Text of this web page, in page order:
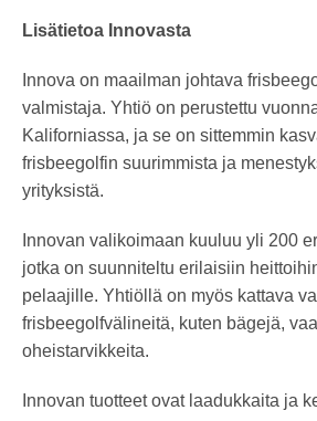
Lisätietoa Innovasta
Innova on maailman johtava
valmistaja. Yhtiö on perustettu
Kaliforniassa, ja se on sittemmin
frisbeegolfin suurimmista ja
yrityksistä.
Innovan valikoimaan kuuluu yli 200
jotka on suunniteltu erilaisiin
pelaajille. Yhtiöllä on myös kattava
frisbeegolfvälineitä, kuten bägejä,
oheistarvikkeita.
Innovan tuotteet ovat laadukkaita ja